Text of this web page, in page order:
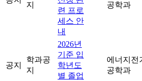
지
련 프로
세스 안
내
공학과
공지
학과공
지
2026년
기준 입
학년도
별 졸업
에너지전
공학과